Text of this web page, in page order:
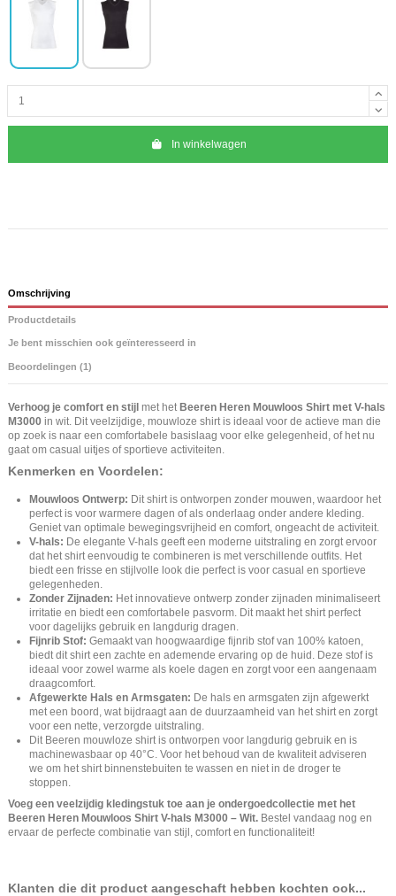
In winkelwagen
Omschrijving
Productdetails
Je bent misschien ook geïnteresseerd in
Beoordelingen (1)
Verhoog je comfort en stijl met het Beeren Heren Mouwloos Shirt met V-hals
M3000 in wit. Dit veelzijdige, mouwloze shirt is ideaal voor de actieve man die
op zoek is naar een comfortabele basislaag voor elke gelegenheid, of het nu
gaat om casual uitjes of sportieve activiteiten.
Kenmerken en Voordelen:
Mouwloos Ontwerp: Dit shirt is ontworpen zonder mouwen, waardoor het
perfect is voor warmere dagen of als onderlaag onder andere kleding.
Geniet van optimale bewegingsvrijheid en comfort, ongeacht de activiteit.
V-hals: De elegante V-hals geeft een moderne uitstraling en zorgt ervoor
dat het shirt eenvoudig te combineren is met verschillende outfits. Het
biedt een frisse en stijlvolle look die perfect is voor casual en sportieve
gelegenheden.
Zonder Zijnaden: Het innovatieve ontwerp zonder zijnaden minimaliseert
irritatie en biedt een comfortabele pasvorm. Dit maakt het shirt perfect
voor dagelijks gebruik en langdurig dragen.
Fijnrib Stof: Gemaakt van hoogwaardige fijnrib stof van 100% katoen,
biedt dit shirt een zachte en ademende ervaring op de huid. Deze stof is
ideaal voor zowel warme als koele dagen en zorgt voor een aangenaam
draagcomfort.
Afgewerkte Hals en Armsgaten: De hals en armsgaten zijn afgewerkt
met een boord, wat bijdraagt aan de duurzaamheid van het shirt en zorgt
voor een nette, verzorgde uitstraling.
Dit Beeren mouwloze shirt is ontworpen voor langdurig gebruik en is
machinewasbaar op 40°C. Voor het behoud van de kwaliteit adviseren
we om het shirt binnenstebuiten te wassen en niet in de droger te
stoppen.
Voeg een veelzijdig kledingstuk toe aan je ondergoedcollectie met het
Beeren Heren Mouwloos Shirt V-hals M3000 – Wit. Bestel vandaag nog en
ervaar de perfecte combinatie van stijl, comfort en functionaliteit!
Klanten die dit product aangeschaft hebben kochten ook...